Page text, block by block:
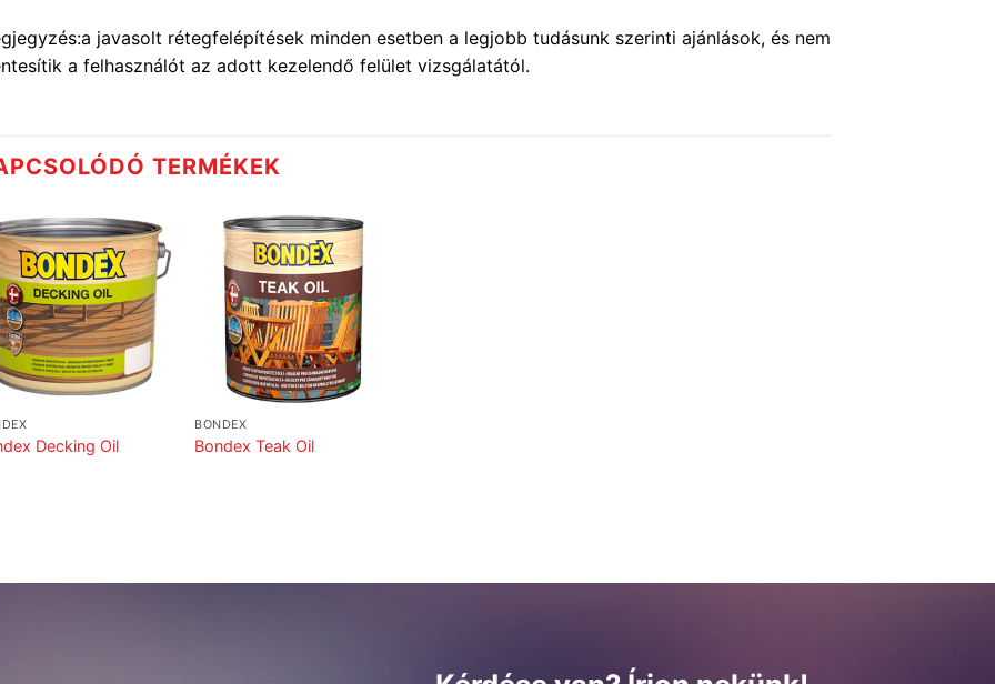
javasolt rétegfelépítések minden esetben a legjobb tudásunk szerinti ajánlások, és nem
a felhasználót az adott kezelendő felület vizsgálatától.
TERMÉKEK
Decking Oil
BONDEX
Bondex Teak Oil